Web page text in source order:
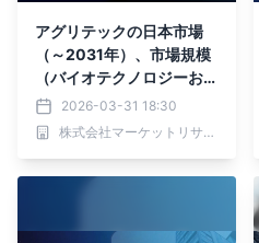
アグリテックの日本市場
（～2031年）、市場規模
（バイオテクノロジーおよ
びバイオ、ビッグデータお
よび分析、ロボット工学お
よび自動化）・分析レポー
2026-03-31 18:30
株式会社マーケットリサーチセンター